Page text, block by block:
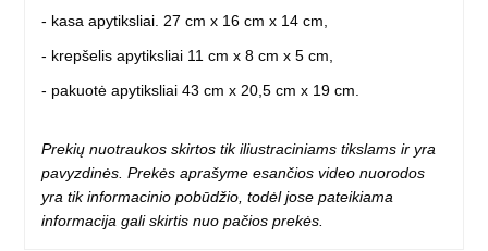
- kasa apytiksliai. 27 cm x 16 cm x 14 cm,
- krepšelis apytiksliai 11 cm x 8 cm x 5 cm,
- pakuotė apytiksliai 43 cm x 20,5 cm x 19 cm.
Prekių nuotraukos skirtos tik iliustraciniams tikslams ir yra
pavyzdinės. Prekės aprašyme esančios video nuorodos
yra tik informacinio pobūdžio, todėl jose pateikiama
informacija gali skirtis nuo pačios prekės.